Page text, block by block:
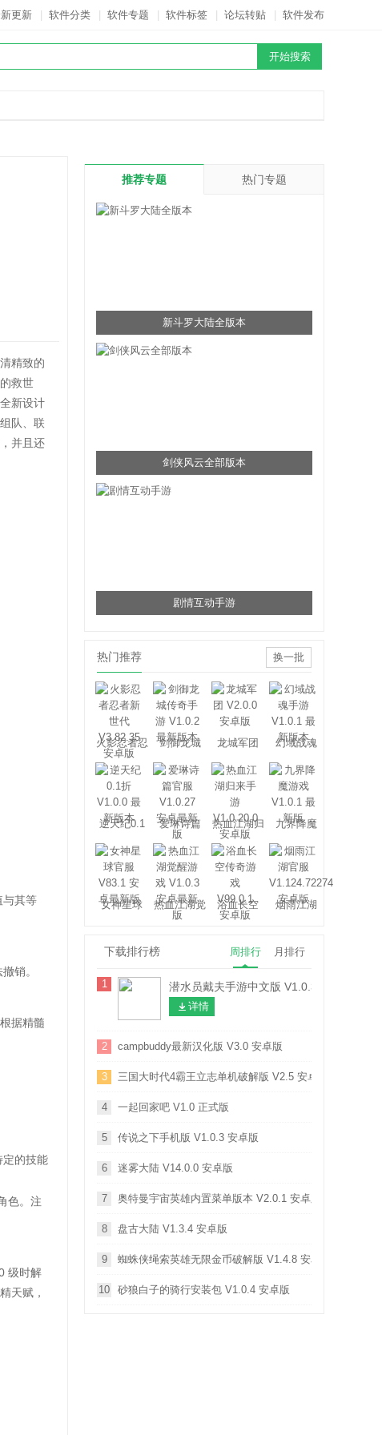
更新 软件分类 软件专题 软件标签 论坛转贴 软件发布
精致的
救世
新设计
队、联
并且还
其等
销。
据精髓
的技能
色。注
级时解
天赋，
推荐专题 热门专题
新斗罗大陆全版本
剑侠风云全部版本
剧情互动手游
热门推荐 换一批
火影忍者忍
者新世代
剑御龙城 龙城军团 幻域战魂
逆天纪0.1
爱琳诗篇
热血江湖归
来
九界降魔
女神星球
热血江湖觉
醒
浴血长空 烟雨江湖
下载排行榜 周排行 月排行
1 潜水员戴夫手游中文版 V1.0.30 安卓版
详情
2 campbuddy最新汉化版 V3.0 安卓版
3 三国大时代4霸王立志单机破解版 V2.5 安卓版
4 一起回家吧 V1.0 正式版
5 传说之下手机版 V1.0.3 安卓版
6 迷雾大陆 V14.0.0 安卓版
7 奥特曼宇宙英雄内置菜单版本 V2.0.1 安卓版
8 盘古大陆 V1.3.4 安卓版
9 蜘蛛侠绳索英雄无限金币破解版 V1.4.8 安卓版
10 砂狼白子的骑行安装包 V1.0.4 安卓版